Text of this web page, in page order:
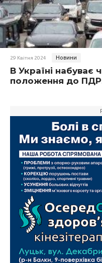
29 Квітня 2024 Новини
В Україні набуває
положення до